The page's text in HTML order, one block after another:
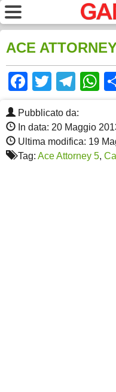
ACE
Facebook
Twitter
Pubblicato da:
In data: 20 Maggio
Ultima modifica: 19
Tag: Ace Attorney 5,